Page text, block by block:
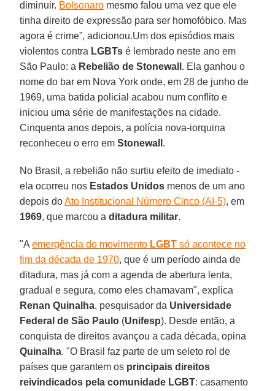
diminuir. Bolsonaro mesmo falou uma vez que ele
tinha direito de expressão para ser homofóbico. Mas
agora é crime”, adicionou.Um dos episódios mais
violentos contra LGBTs é lembrado neste ano em
São Paulo: a Rebelião de Stonewall . Ela ganhou o
nome do bar em Nova York onde, em 28 de junho de
1969, uma batida policial acabou num conflito e
iniciou uma série de manifestações na cidade.
Cinquenta anos depois, a polícia nova-iorquina
reconheceu o erro emStonewall .
No Brasil, a rebelião não surtiu efeito de imediato -
ela ocorreu nos Estados Unidos menos de um ano
depois doAto Institucional Número Cinco (AI-5), em
1969, que marcou aditadura militar.
"Aemergência do movimento LGBT só acontece no
fim da década de 1970, que é um período ainda de
ditadura, mas já com a agenda de abertura lenta,
gradual e segura, como eles chamavam", explica
Renan Quinalha, pesquisador da Universidade
Federal de São Paulo (Unifesp). Desde então, a
conquista de direitos avançou a cada década, opina
Quinalha. "O Brasil faz parte de um seleto rol de
países que garantem os principais direitos
reivindicados pela comunidade LGBT: casamento